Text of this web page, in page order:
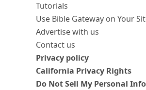
Tutorials
Use Bible Gateway on Your
Advertise with us
Contact us
Privacy policy
California Privacy Rights
Do Not Sell My Personal